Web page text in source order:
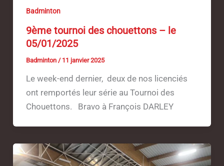
Badminton
9ème tournoi des chouettons – le
05/01/2025
Badminton / 11 janvier 2025
Le week-end dernier, deux de nos licenciés
ont remportés leur série au Tournoi des
Chouettons. Bravo à François DARLEY